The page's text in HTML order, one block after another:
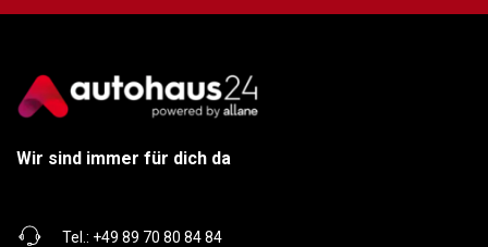
Wir sind immer für dich da
Tel.: +49 89 70 80 84 84